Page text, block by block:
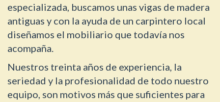
especializada, buscamos unas vigas de madera
antiguas y con la ayuda de un carpintero local
diseñamos el mobiliario que todavía nos
acompaña.
Nuestros treinta años de experiencia, la
seriedad y la profesionalidad de todo nuestro
equipo, son motivos más que suficientes para